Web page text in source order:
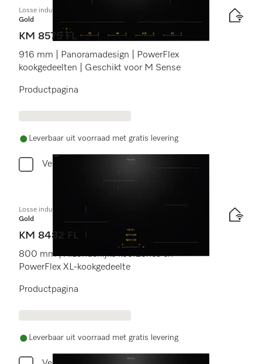
Losse inductiekookplaat
Gold
KM 8575 FL
916 mm | Panoramadesign | PowerFlex
kookgedeelten | Geschikt voor M Sense
Productpagina
Leverbaar uit voorraad met gratis levering
Vergelijken
Losse inductiekookplaat
Gold
KM 8482 FL
800 mm | Afzonderlijke kookzones en
PowerFlex XL-kookgedeelte
Productpagina
Leverbaar uit voorraad met gratis levering